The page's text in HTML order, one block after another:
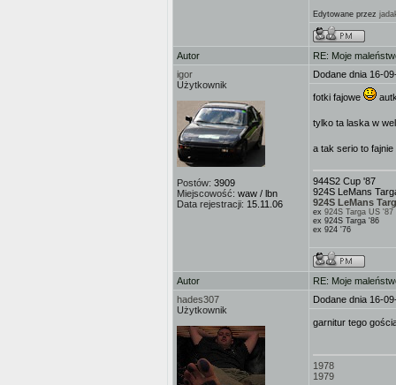
Edytowane przez
Autor
RE: Moje
igor
Użytkownik
Postów: 3909
Miejscowość: waw / lbn
Data rejestracji: 15.11.06
Dodane dnia 16-
fotki fajowe
tylko ta laska w
a tak serio to
944S2 Cup '87
924S LeMans
924S LeMans
ex 924S Targa US '87
ex 924S Targa '86
ex 924 '76
Autor
RE: Moje
hades307
Użytkownik
Dodane dnia 16-
garnitur tego
1978
1979